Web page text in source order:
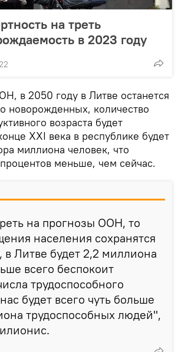
на треть
в 2023 году
в 2050 году в Литве останется
новорожденных, количество
возраста будет
XXI века в республике будет
миллиона человек, что
меньше, чем сейчас.
на прогнозы ООН, то
населения сохранятся
в Литве будет 2,2 миллиона
всего беспокоит
трудоспособного
будет всего чуть больше
трудоспособных людей",